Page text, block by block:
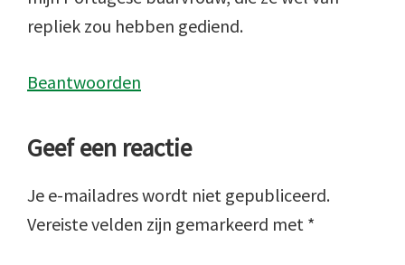
repliek zou hebben gediend.
Beantwoorden
Geef een reactie
Je e-mailadres wordt niet gepubliceerd.
Vereiste velden zijn gemarkeerd met *